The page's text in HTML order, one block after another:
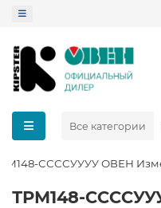
Все категории
ССССУУУУ ОВЕН
ТРМ148-